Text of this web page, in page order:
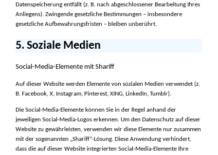
Datenspeicherung entfällt (z. B. nach abgeschlossener Bearbeitung Ihres
Anliegens). Zwingende gesetzliche Bestimmungen – insbesondere
gesetzliche Aufbewahrungsfristen – bleiben unberührt.
5. Soziale Medien
Social-Media-Elemente mit Shariff
Auf dieser Website werden Elemente von sozialen Medien verwendet (z.
B. Facebook, X, Instagram, Pinterest, XING, LinkedIn, Tumblr).
Die Social-Media-Elemente können Sie in der Regel anhand der
jeweiligen Social-Media-Logos erkennen. Um den Datenschutz auf dieser
Website zu gewährleisten, verwenden wir diese Elemente nur zusammen
mit der sogenannten „Shariff“-Lösung. Diese Anwendung verhindert,
dass die auf dieser Website integrierten Social-Media-Elemente Ihre